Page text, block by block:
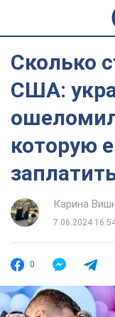
Сколько
США:
которую
Карина
7.06.2024
0